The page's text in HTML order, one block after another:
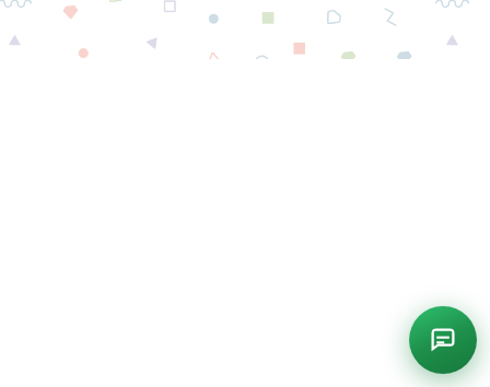
Обучение студентов предполагает глубокое изучение
выбранной специализации. Объем новой информации настолько